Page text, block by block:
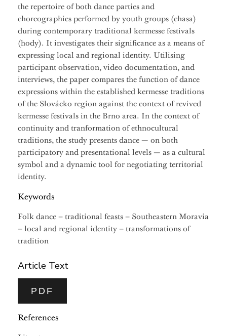
the repertoire of both dance parties and
choreographies performed by youth groups (chasa)
during contemporary traditional kermesse festivals
(hody). It investigates their significance as a means of
expressing local and regional identity. Utilising
participant observation, video documentation, and
interviews, the paper compares the function of dance
expressions within the established kermesse traditions
of the Slovácko region against the context of revived
kermesse festivals in the Brno area. In the context of
continuity and tranformation of ethnocultural
traditions, the study presents dance — on both
participatory and presentational levels — as a cultural
symbol and a dynamic tool for negotiating territorial
identity.
Keywords
Folk dance – traditional feasts – Southeastern Moravia
– local and regional identity – transformations of
tradition
Article Text
PDF
References